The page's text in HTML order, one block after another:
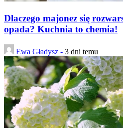
Dlaczego majonez się
opada? Kuchnia to chemia!
Ewa Gładysz - 3 dni temu